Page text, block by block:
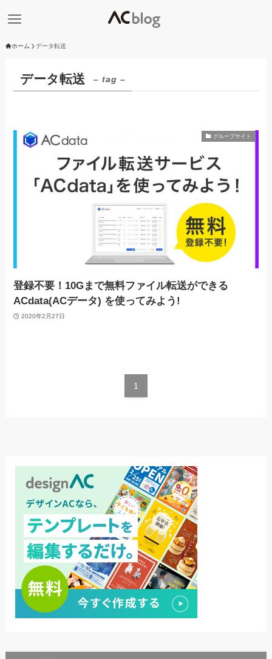
ホーム データ転送
データ転送 – tag –
グループサイト
登録不要！10Gまで無料ファイル転送ができる
ACdata(ACデータ) を使ってみよう!
2020年2月27日
1